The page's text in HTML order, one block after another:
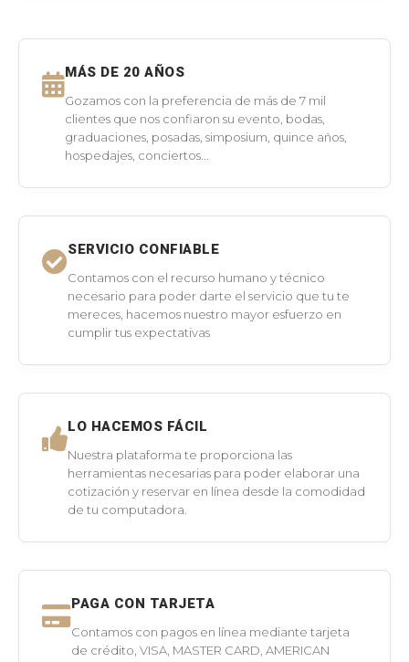
MÁS DE 20 AÑOS
Gozamos con la preferencia de más de 7 mil
clientes que nos confiaron su evento, bodas,
graduaciones, posadas, simposium, quince años,
hospedajes, conciertos...
SERVICIO CONFIABLE
Contamos con el recurso humano y técnico
necesario para poder darte el servicio que tu te
mereces, hacemos nuestro mayor esfuerzo en
cumplir tus expectativas
LO HACEMOS FÁCIL
Nuestra plataforma te proporciona las
herramientas necesarias para poder elaborar una
cotización y reservar en línea desde la comodidad
de tu computadora.
PAGA CON TARJETA
Contamos con pagos en línea mediante tarjeta
de crédito, VISA, MASTER CARD, AMERICAN